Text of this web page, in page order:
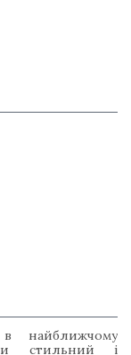
найближчому
стильний і